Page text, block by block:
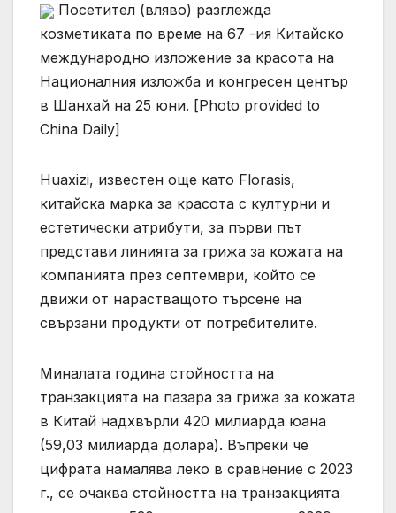
Посетител (вляво) разглежда
козметиката по време на 67 -ия Китайско
международно изложение за красота на
Националния изложба и конгресен център
в Шанхай на 25 юни. [Photo provided to
China Daily]
Huaxizi, известен още като Florasis,
китайска марка за красота с културни и
естетически атрибути, за първи път
представи линията за грижа за кожата на
компанията през септември, който се
движи от нарастващото търсене на
свързани продукти от потребителите.
Миналата година стойността на
транзакцията на пазара за грижа за кожата
в Китай надхвърли 420 милиарда юана
(59,03 милиарда долара). Въпреки че
цифрата намалява леко в сравнение с 2023
г., се очаква стойността на транзакцията